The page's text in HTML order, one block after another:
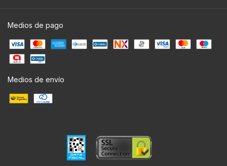
Medios de pago
Medios de envío